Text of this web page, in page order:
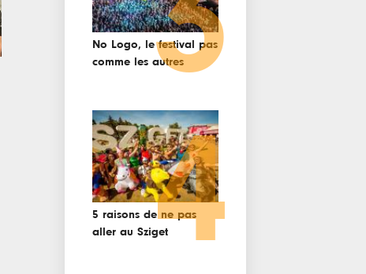
No Logo, le festival pas
comme les autres
5 raisons de ne pas
aller au Sziget4